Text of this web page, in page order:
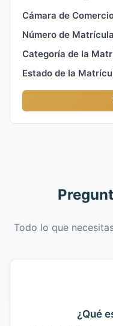
Cámara de
Número de
Categoría de la
Estado de la
Todo lo que
¿Qué